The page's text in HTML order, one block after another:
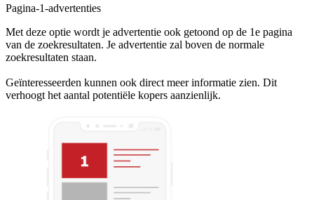
Pagina-1-advertenties
Met deze optie wordt je advertentie ook getoond op de 1e pagina
van de zoekresultaten. Je advertentie zal boven de normale
zoekresultaten staan.
Geïnteresseerden kunnen ook direct meer informatie zien. Dit
verhoogt het aantal potentiële kopers aanzienlijk.